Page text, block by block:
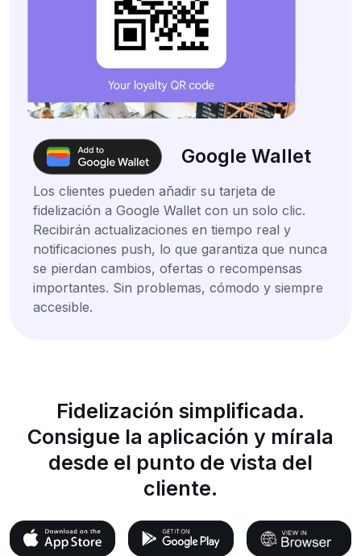
Google Wallet
Los clientes pueden añadir su tarjeta de
fidelización a Google Wallet con un solo clic.
Recibirán actualizaciones en tiempo real y
notificaciones push, lo que garantiza que nunca
se pierdan cambios, ofertas o recompensas
importantes. Sin problemas, cómodo y siempre
accesible.
Fidelización simplificada.
Consigue la aplicación y mírala
desde el punto de vista del
cliente.